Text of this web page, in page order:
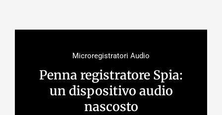
Microregistratori Audio
Penna registratore Spia:
un dispositivo audio
nascosto